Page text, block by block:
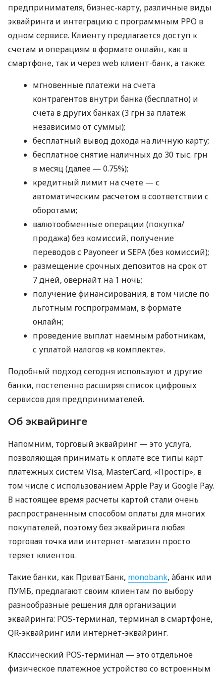
предпринимателя, бизнес-карту, различные виды
эквайринга и интеграцию с программным РРО в
одном сервисе. Клиенту предлагается доступ к
счетам и операциям в формате онлайн, как в
смартфоне, так и через web клиент-банк, а также:
мгновенные платежи на счета
контрагентов внутри банка (бесплатно) и
счета в других банках (3 грн за платеж
независимо от суммы);
бесплатный вывод дохода на личную карту;
бесплатное снятие наличных до 30 тыс. грн
в месяц (далее — 0.75%);
кредитный лимит на счете — с
автоматическим расчетом в соответствии с
оборотами;
валютообменные операции (покупка/
продажа) без комиссий, получение
переводов с Payoneer и SEPA (без комиссий);
размещение срочных депозитов на срок от
7 дней, овернайт на 1 ночь;
получение финансирования, в том числе по
льготным госпрограммам, в формате
онлайн;
проведение выплат наемным работникам,
с уплатой налогов «в комплекте».
Подобный подход сегодня используют и другие
банки, постепенно расширяя список цифровых
сервисов для предпринимателей.
Об эквайринге
Напомним, торговый эквайринг — это услуга,
позволяющая принимать к оплате все типы карт
платежных систем Visa, MasterCard, «Простір», в
том числе с использованием Apple Pay и Google Pay.
В настоящее время расчеты картой стали очень
распространенным способом оплаты для многих
покупателей, поэтому без эквайринга любая
торговая точка или интернет-магазин просто
теряет клиентов.
Такие банки, как ПриватБанк, monobank, àбанк или
ПУМБ, предлагают своим клиентам по выбору
разнообразные решения для организации
эквайринга: POS-терминал, терминал в смартфоне,
QR-эквайринг или интернет-эквайринг.
Классический POS-терминал — это отдельное
физическое платежное устройство со встроенным